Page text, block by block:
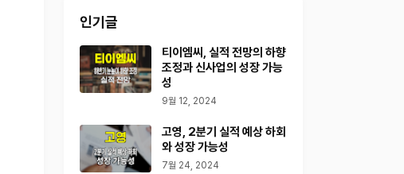
인기글
티이엠씨, 실적 전망의 하향
조정과 신사업의 성장 가능
성
9월 12, 2024
고영, 2분기 실적 예상 하회
와 성장 가능성
7월 24, 2024